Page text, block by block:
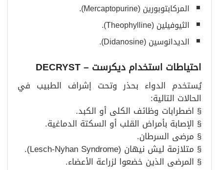
المركابتوبورين (Mercaptopurine).
الثيوفيلين (Theophylline).
الديدانوسين (Didanosine).
احتياطات استخدام ديكرست – DECRYST
يُستخدم الدواء بحذر وتحت إشراف الطبيب في
الحالات التالية:
§ اضطرابات وظائف الكلى أو الكبد.
§ الإصابة بأمراض القلب أو السكتة الدماغية.
§ مرضى السرطان.
§ متلازمة ليش نيهان (Lesch-Nyhan Syndrome).
§ المرضى الذين خضعوا لزراعة الأعضاء.